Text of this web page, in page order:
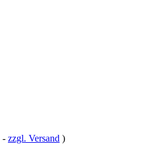
- zzgl. Versand )